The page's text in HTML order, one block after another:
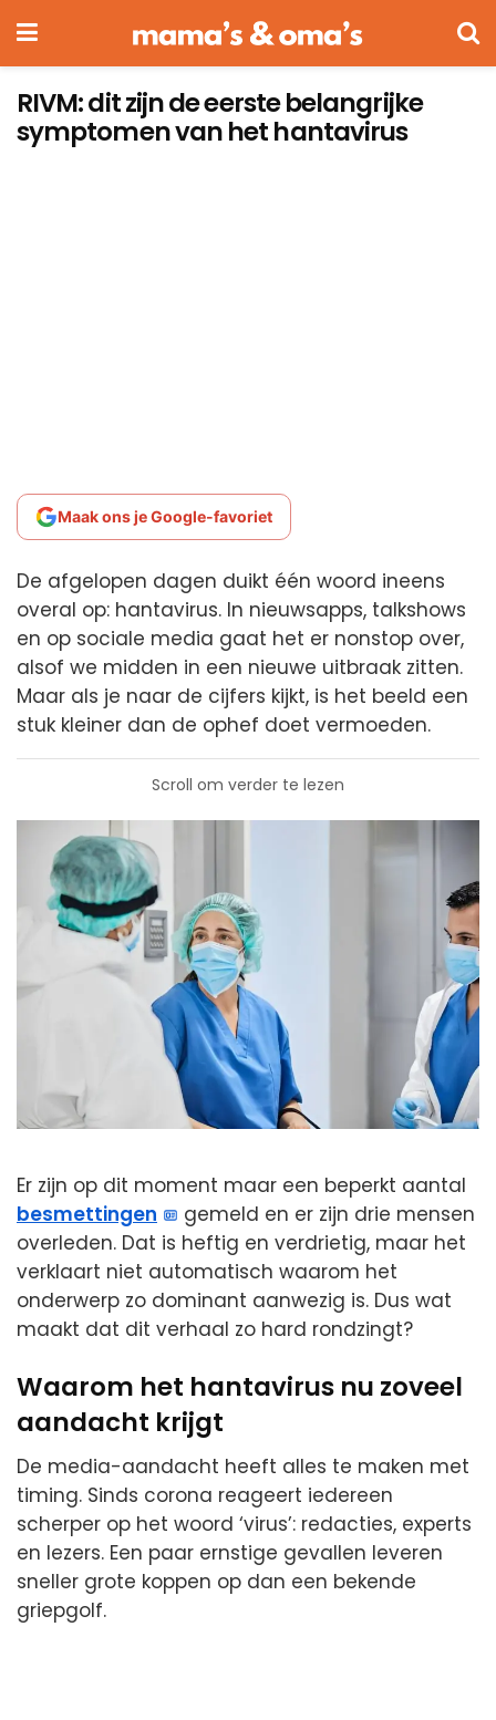
RIVM: dit zijn de eerste belangrijke
symptomen van het hantavirus
Maak ons je Google-favoriet
De afgelopen dagen duikt één woord ineens
overal op: hantavirus. In nieuwsapps, talkshows
en op sociale media gaat het er nonstop over,
alsof we midden in een nieuwe uitbraak zitten.
Maar als je naar de cijfers kijkt, is het beeld een
stuk kleiner dan de ophef doet vermoeden.
Scroll om verder te lezen
Er zijn op dit moment maar een beperkt aantal
besmettingen
gemeld en er zijn drie mensen
overleden. Dat is heftig en verdrietig, maar het
verklaart niet automatisch waarom het
onderwerp zo dominant aanwezig is. Dus wat
maakt dat dit verhaal zo hard rondzingt?
Waarom het hantavirus nu zoveel
aandacht krijgt
De media-aandacht heeft alles te maken met
timing. Sinds corona reageert iedereen
scherper op het woord ‘virus’: redacties, experts
en lezers. Een paar ernstige gevallen leveren
sneller grote koppen op dan een bekende
griepgolf.